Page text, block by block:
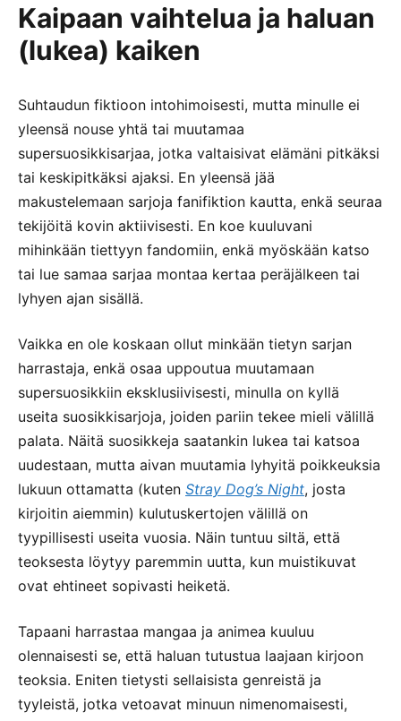
Kaipaan vaihtelua ja haluan
(lukea) kaiken
Suhtaudun fiktioon intohimoisesti, mutta minulle ei
yleensä nouse yhtä tai muutamaa
supersuosikkisarjaa, jotka valtaisivat elämäni pitkäksi
tai keskipitkäksi ajaksi. En yleensä jää
makustelemaan sarjoja fanifiktion kautta, enkä seuraa
tekijöitä kovin aktiivisesti. En koe kuuluvani
mihinkään tiettyyn fandomiin, enkä myöskään katso
tai lue samaa sarjaa montaa kertaa peräjälkeen tai
lyhyen ajan sisällä.
Vaikka en ole koskaan ollut minkään tietyn sarjan
harrastaja, enkä osaa uppoutua muutamaan
supersuosikkiin eksklusiivisesti, minulla on kyllä
useita suosikkisarjoja, joiden pariin tekee mieli välillä
palata. Näitä suosikkeja saatankin lukea tai katsoa
uudestaan, mutta aivan muutamia lyhyitä poikkeuksia
lukuun ottamatta (kuten Stray Dog’s Night, josta
kirjoitin aiemmin) kulutuskertojen välillä on
tyypillisesti useita vuosia. Näin tuntuu siltä, että
teoksesta löytyy paremmin uutta, kun muistikuvat
ovat ehtineet sopivasti heiketä.
Tapaani harrastaa mangaa ja animea kuuluu
olennaisesti se, että haluan tutustua laajaan kirjoon
teoksia. Eniten tietysti sellaisista genreistä ja
tyyleistä, jotka vetoavat minuun nimenomaisesti,